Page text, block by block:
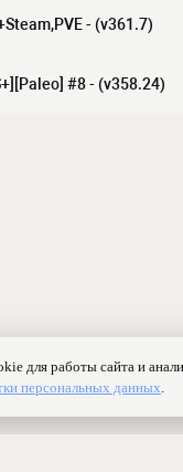
- (v361.7)
#8 - (v358.24)